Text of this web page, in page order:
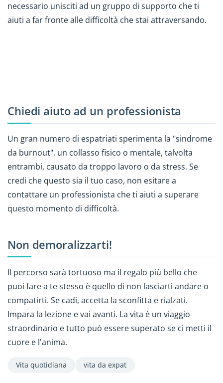
necessario unisciti ad un gruppo di supporto che ti
aiuti a far fronte alle difficoltà che stai attraversando.
Chiedi aiuto ad un professionista
Un gran numero di espatriati sperimenta la "sindrome
da burnout", un collasso fisico o mentale, talvolta
entrambi, causato da troppo lavoro o da stress. Se
credi che questo sia il tuo caso, non esitare a
contattare un professionista che ti aiuti a superare
questo momento di difficoltà.
Non demoralizzarti!
Il percorso sarà tortuoso ma il regalo più bello che
puoi fare a te stesso è quello di non lasciarti andare o
compatirti. Se cadi, accetta la sconfitta e rialzati.
Impara la lezione e vai avanti. La vita è un viaggio
straordinario e tutto può essere superato se ci metti il ​​
cuore e l'anima.
Vita quotidiana vita da expat